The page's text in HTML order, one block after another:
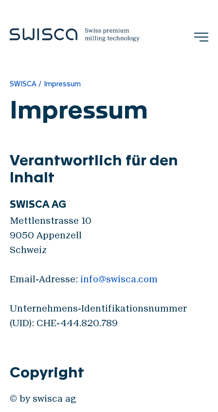
SWISCA Impressum
Impressum
Verantwortlich für den
Inhalt
SWISCA AG
Mettlenstrasse 10
9050 Appenzell
Schweiz
Email-Adresse: info@swisca.com
Unternehmens-Identifikationsnummer
(UID): CHE-444.820.789
Copyright
© by swisca ag
Jobs
Unternehmen
Philosophie
Referenzen
Team
Messen & Events
Standorte & Kontakt
News
Jobs
Bäckerei
Service